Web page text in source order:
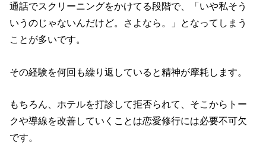
通話でスクリーニングをかけてる段階で、「いや私そう
いうのじゃないんだけど。さよなら。」となってしまう
ことが多いです。
その経験を何回も繰り返していると精神が摩耗します。
もちろん、ホテルを打診して拒否られて、そこからトー
クや導線を改善していくことは恋愛修行には必要不可欠
です。